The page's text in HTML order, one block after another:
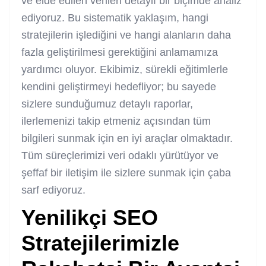
ediyoruz. Bu sistematik yaklaşım, hangi
stratejilerin işlediğini ve hangi alanların daha
fazla geliştirilmesi gerektiğini anlamamıza
yardımcı oluyor. Ekibimiz, sürekli eğitimlerle
kendini geliştirmeyi hedefliyor; bu sayede
sizlere sunduğumuz detaylı raporlar,
ilerlemenizi takip etmeniz açısından tüm
bilgileri sunmak için en iyi araçlar olmaktadır.
Tüm süreçlerimizi veri odaklı yürütüyor ve
şeffaf bir iletişim ile sizlere sunmak için çaba
sarf ediyoruz.
Yenilikçi SEO
Stratejilerimizle